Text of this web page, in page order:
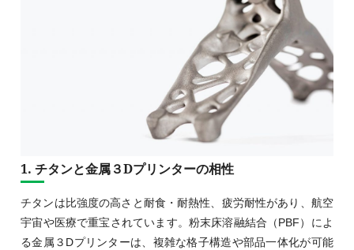
1. チタンと金属３Dプリンターの相性
チタンは比強度の高さと耐食・耐熱性、疲労耐性があり、航空
宇宙や医療で重宝されています。粉末床溶融結合（PBF）によ
る金属３Dプリンターは、複雑な格子構造や部品一体化が可能